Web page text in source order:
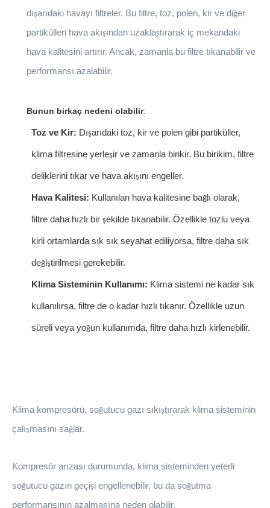
dışarıdaki havayı filtreler. Bu filtre, toz, polen, kir ve diğer
partikü lleri hava akışından uzaklaştırarak iç mekandaki
hava kalitesini artırır. Ancak, zamanla bu filtre tıkanabilir ve
performansı azalabilir.
Bunun birkaç nedeni olabilir:
Toz ve Kir: Dışarıdaki toz, kir ve polen gibi partikü ller,
klima filtresine yerleşir ve zamanla birikir. Bu birikim, filtre
deliklerini tıkar ve hava akışını engeller.
Hava Kalitesi: Kullanılan hava kalitesine bağ ı olarak,
filtre daha hızl ı bir şekilde tıkanabilir. Özellikle tozlu veya
kirli ortamlarda sık sık seyahat ediliyorsa, filtre daha sık
değiştirilmesi gerekebilir.
Klima Sisteminin Kullanımı: Klima sistemi ne kadar sık
kullanılırsa, filtre de o kadar hızlı tıkanır. Özellikle uzun
süreli veya yoğun kullanımda, filtre daha hızl ı kirlenebilir.
Klima kompresörü, soğutucu gazı sıkıştırarak klima sisteminin
çal ışmasını sağ lar.
Kompresör arızası durumunda, klima sisteminden yeterli
soğutucu gazın geçişi engellenebilir, bu da soğutma
performansının azalmasına neden olabilir.